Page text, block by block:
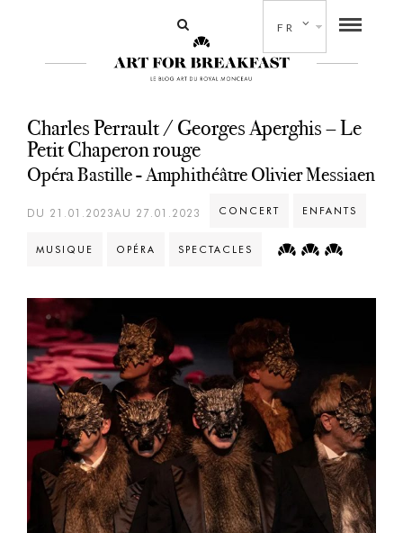
FR
Charles Perrault / Georges Aperghis – Le
Petit Chaperon rouge
Opéra Bastille - Amphithéâtre Olivier Messiaen
DU 21.01.2023AU 27.01.2023 CONCERT ENFANTS
MUSIQUE OPÉRA SPECTACLES